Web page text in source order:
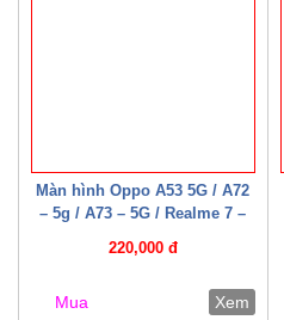
Màn hình Oppo A53 5G / A72
– 5g / A73 – 5G / Realme 7 –
Realme Q2 ( Cáp W HD+ )
220,000 đ
Mua Xem